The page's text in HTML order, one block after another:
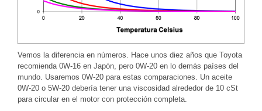
Vemos la diferencia en números. Hace unos diez años que Toyota
recomienda 0W-16 en Japón, pero 0W-20 en lo demás países del
mundo. Usaremos 0W-20 para estas comparaciones. Un aceite
0W-20 o 5W-20 debería tener una viscosidad alrededor de 10 cSt
para circular en el motor con protección completa.